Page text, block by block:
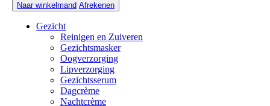
Naar winkelmand Afrekenen
Gezicht
Reinigen en Zuiveren
Gezichtsmasker
Oogverzorging
Lipverzorging
Gezichtsserum
Dagcrème
Nachtcrème